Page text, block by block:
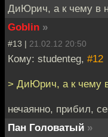
ДиЮрич, а к чему в
Goblin »
#13 | 21.02.12 20:50
Кому: studenteg, #12
> ДиЮрич, а к чему
нечаянно, прибил,
Пан Головатый »